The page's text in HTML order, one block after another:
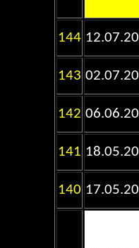
144
143
142
141
140